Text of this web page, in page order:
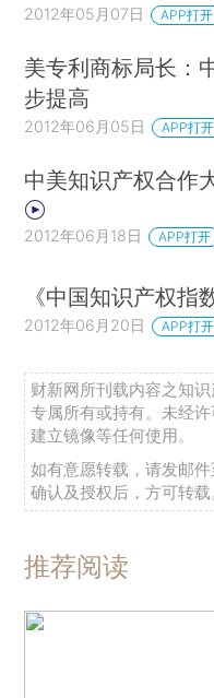
2012年05月07日 APP打开
美专利商标局长：
步提高
2012年06月05日 APP打开
中美知识产权合作
2012年06月18日 APP打开
《中国知识产权指
2012年06月20日 APP打开
财新网所刊载内容之知
专属所有或持有。未经
建立镜像等任何使用。
如有意愿转载，请发邮件
确认及授权后，方可转载
推荐阅读